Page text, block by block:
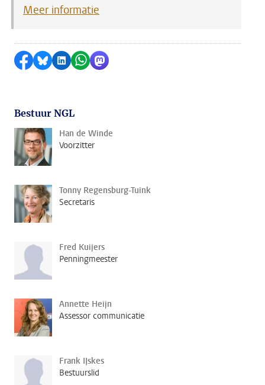
Meer informatie
Delen op Facebook
Delen via Bluesky
Delen op LinkedIn
Delen via WhatsApp
Delen via Mastodon
Bestuur NGL
Han de Winde
Voorzitter
Tonny Regensburg-Tuink
Secretaris
Fred Kuijers
Penningmeester
Annette Heijn
Assessor communicatie
Frank IJskes
Bestuurslid